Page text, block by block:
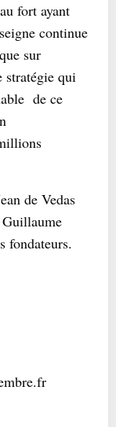
fort ayant
continue
sur
stratégie qui
de ce
de Vedas
fondateurs.